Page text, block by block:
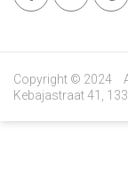
Copyright © 2024
Kebajastraat 41,